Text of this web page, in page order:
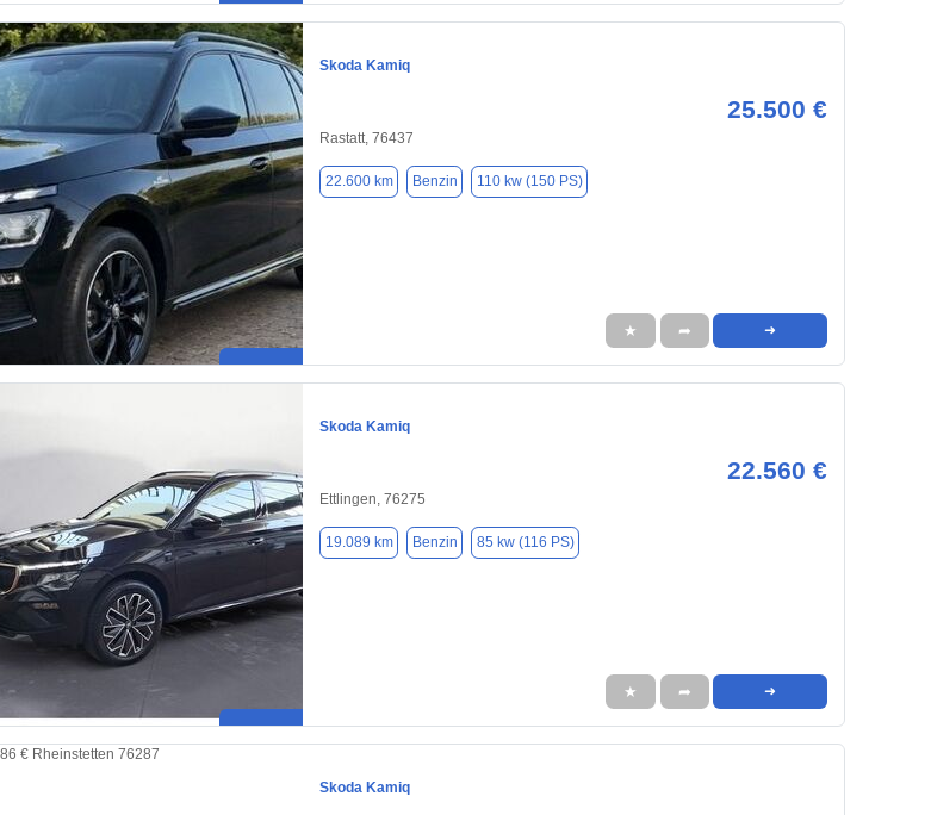
Skoda Kamiq
25.500 €
Rastatt, 76437
22.600 km Benzin 110 kw (150 PS)
★ ➦ ➜
Skoda Kamiq
22.560 €
Ettlingen, 76275
19.089 km Benzin 85 kw (116 PS)
★ ➦ ➜
Skoda Kamiq